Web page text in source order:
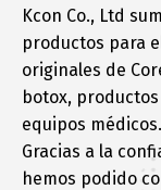
Kcon Co., Ltd
productos para
originales de
botox,
equipos médicos.
Gracias a la
hemos podido